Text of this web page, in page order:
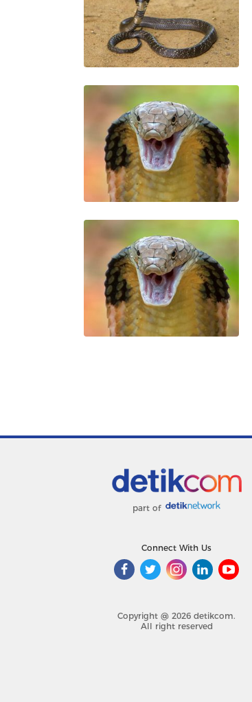
part of
Connect With Us
Copyright @ 2026 detikcom.
All right reserved